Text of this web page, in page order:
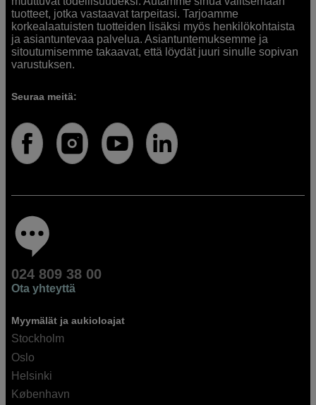
tuotteet, jotka vastaavat tarpeitasi. Tarjoamme
korkealaatuisten tuotteiden lisäksi myös henkilökohtaista
ja asiantuntevaa palvelua. Asiantuntemuksemme ja
sitoutumisemme takaavat, että löydät juuri sinulle sopivan
varustuksen.
Seuraa meitä:
024 809 38 00
Ota yhteyttä
Myymälät ja aukioloajat
Stockholm
Oslo
Helsinki
København